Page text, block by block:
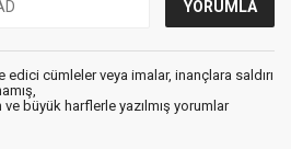
edici cümleler veya imalar, inançlara saldırı
büyük harflerle yazılmış yorumlar